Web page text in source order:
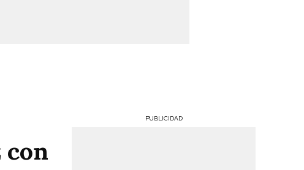
con
PUBLICIDAD